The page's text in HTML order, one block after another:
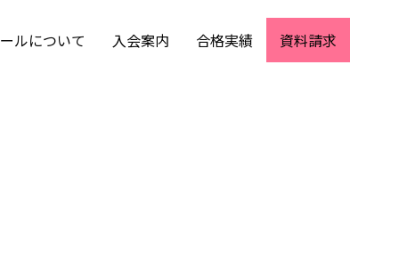
ルについて 入会案内 合格実績 資料請求